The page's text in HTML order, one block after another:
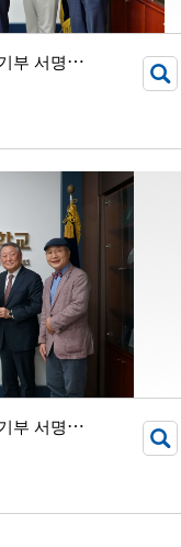
경
제학부 김애실 명예교수, 장학금 기부 서명식 개최
경
제학부 이종걸 명예교수, 장학금 기부 서명식 개최